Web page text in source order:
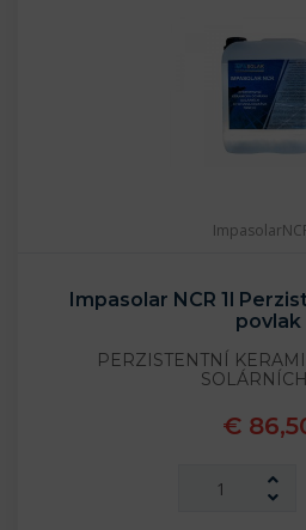
Impasolar NCR 1l
povlak
PERZISTENTNÍ
€